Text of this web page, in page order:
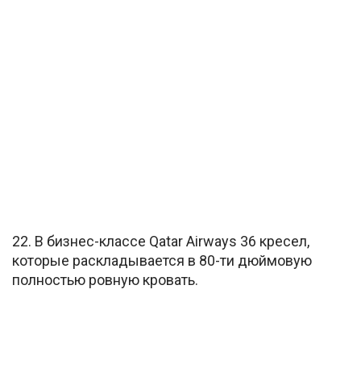
22. В бизнес-классе Qatar Airways 36 кресел,
которые раскладывается в 80-ти дюймовую
полностью ровную кровать.